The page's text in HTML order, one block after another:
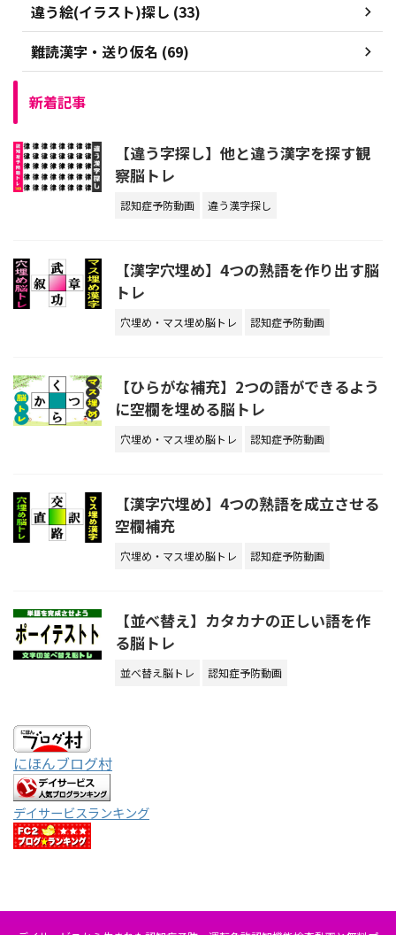
違う絵(イラスト)探し (33)
難読漢字・送り仮名 (69)
新着記事
【違う字探し】他と違う漢字を探す観
察脳トレ
認知症予防動画 違う漢字探し
【漢字穴埋め】4つの熟語を作り出す脳
トレ
穴埋め・マス埋め脳トレ 認知症予防動画
【ひらがな補充】2つの語ができるよう
に空欄を埋める脳トレ
穴埋め・マス埋め脳トレ 認知症予防動画
【漢字穴埋め】4つの熟語を成立させる
空欄補充
穴埋め・マス埋め脳トレ 認知症予防動画
【並べ替え】カタカナの正しい語を作
る脳トレ
並べ替え脳トレ 認知症予防動画
にほんブログ村
デイサービスランキング